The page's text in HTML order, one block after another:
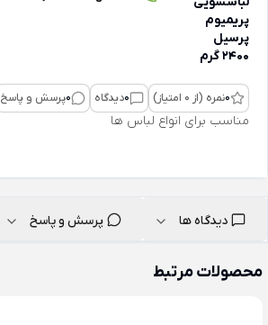
پریمیوم
پرسیل
2400 گرم
0نمره (از 0 امتیاز) 0دیدگاه 0پرسش و پاسخ
مناسب برای انواع لباس ها
دیدگاه ها پرسش و پاسخ
محصولات مرتبط